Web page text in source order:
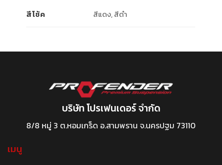
สีโช้ค สีแดง, สีดำ
บริษัท โปรเฟนเดอร์ จำกัด
8/8 หมู่ 3 ต.หอมเกร็ด อ.สามพราน จ.นครปฐม 73110
เมนู